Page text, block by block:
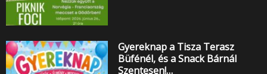
Gyereknap a Tisza Terasz
Büfénél, és a Snack Bárnál
Szentesen!…